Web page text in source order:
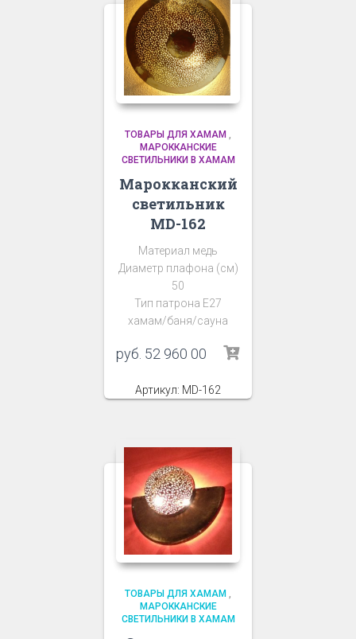
ТОВАРЫ ДЛЯ ХАМАМ
МАРОККАНСКИЕ
СВЕТИЛЬНИКИ В ХАМАМ
Марокканский
светильник
MD-162
Материал медь
Диаметр плафона (см)
50
Тип патрона Е27
хамам/баня/сауна
руб. 52 960 00
Артикул: MD-162
ТОВАРЫ ДЛЯ ХАМАМ
МАРОККАНСКИЕ
СВЕТИЛЬНИКИ В ХАМАМ